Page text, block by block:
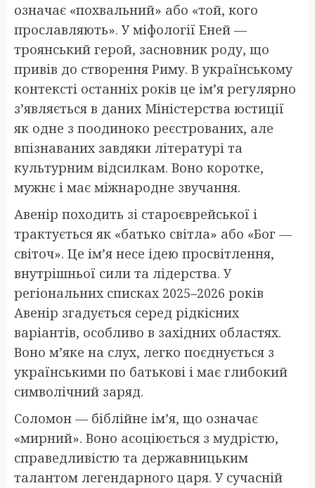
означає «похвальний» або «той, кого
прославляють». У міфології Еней —
троянський герой, засновник роду, що
привів до створення Риму. В українському
контексті останніх років це ім’я регулярно
з’являється в даних Міністерства юстиції
як одне з поодиноко реєстрованих, але
впізнаваних завдяки літературі та
культурним відсилкам. Воно коротке,
мужнє і має міжнародне звучання.
Авенір походить зі староєврейської і
трактується як «батько світла» або «Бог —
світоч». Це ім’я несе ідею просвітлення,
внутрішньої сили та лідерства. У
регіональних списках 2025–2026 років
Авенір згадується серед рідкісних
варіантів, особливо в західних областях.
Воно м’яке на слух, легко поєднується з
українськими по батькові і має глибокий
символічний заряд.
Соломон — біблійне ім’я, що означає
«мирний». Воно асоціюється з мудрістю,
справедливістю та державницьким
талантом легендарного царя. У сучасній